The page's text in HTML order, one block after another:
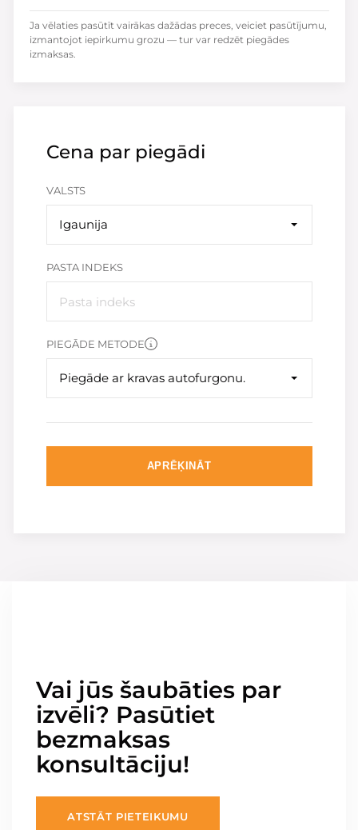
Cena par piegādi
VALSTS
Igaunija
PASTA INDEKS
PIEGĀDE METODE
Piegāde ar kravas autofurgonu.
APRĒĶINĀT
Ja vēlaties pasūtīt vairākas dažādas preces, veiciet pasūtījumu,
izmantojot iepirkumu grozu — tur var redzēt piegādes
izmaksas.
Vai jūs šaubāties par
izvēli? Pasūtiet
bezmaksas
konsultāciju!
ATSTĀT PIETEIKUMU